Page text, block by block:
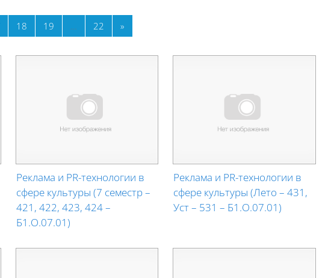
Page 17
18 Page 18
19 … 22 Page 22
»
Реклама и PR-технологии в
сфере культуры (7 семестр –
421, 422, 423, 424 –
Б1.О.07.01)
Реклама и PR-технологии в
сфере культуры (Лето – 431,
Уст – 531 – Б1.О.07.01)